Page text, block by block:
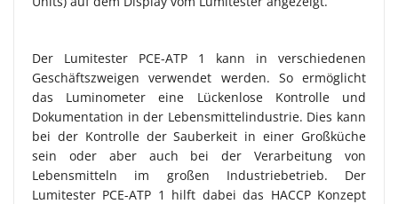
Der Lumitester PCE-ATP 1 kann in verschiedenen
Geschäftszweigen verwendet werden. So ermöglicht
das Luminometer eine Lückenlose Kontrolle und
Dokumentation in der Lebensmittelindustrie. Dies kann
bei der Kontrolle der Sauberkeit in einer Großküche
sein oder aber auch bei der Verarbeitung von
Lebensmitteln im großen Industriebetrieb. Der
Lumitester PCE-ATP 1 hilft dabei das HACCP Konzept